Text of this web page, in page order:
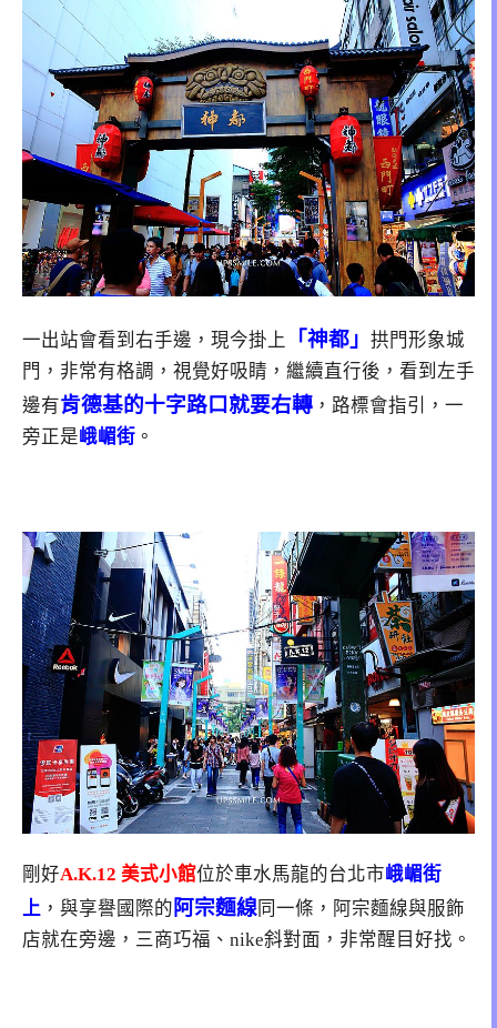
一出站會看到右手邊，現今掛上 「神都」 拱門形象城
門，非常有格調，視覺好吸睛，繼續直行後，看到左手
邊有肯德基的十字路口 就要右轉 ，路標會指引，一
旁正是峨嵋街 。
剛好A.K.12 美式小館位於車水馬龍的台北市峨嵋街
上 ，與享譽國際的 阿宗麵線 同一條，阿宗麵線與服飾
店就在旁邊，三商巧福、nike斜對面，非常醒目好找。